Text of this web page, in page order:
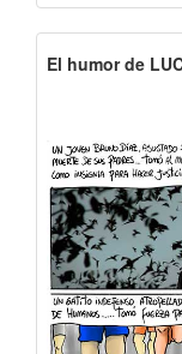
El humor de